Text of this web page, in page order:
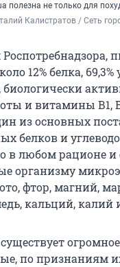
полезна не только для
Калистратов / Сеть
12% белка, 69,3%
биологически
и витамины В1,
из основных
белков и
в любом рационе и
организму
фтор, магний,
кальций, калий
по признаниям